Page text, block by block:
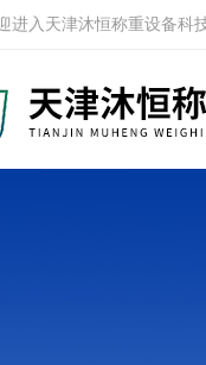
进入天津沐恒称重设备科